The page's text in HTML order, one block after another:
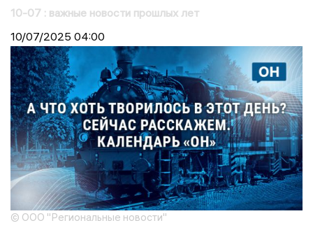
10-07 : важные новости прошлых лет
10/07/2025 04:00
© ООО "Региональные новости"